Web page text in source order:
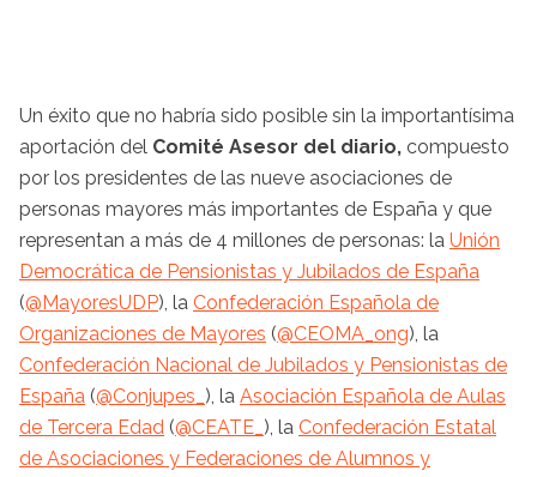
Un éxito que no habría sido posible sin la importantísima
aportación del Comité Asesor del diario, compuesto
por los presidentes de las nueve asociaciones de
personas mayores más importantes de España y que
representan a más de 4 millones de personas: la Unión
Democrática de Pensionistas y Jubilados de España
(@MayoresUDP), la Confederación Española de
Organizaciones de Mayores (@CEOMA_ong), la
Confederación Nacional de Jubilados y Pensionistas de
España (@Conjupes_ ), la Asociación Española de Aulas
de Tercera Edad (@CEATE_ ), la Confederación Estatal
de Asociaciones y Federaciones de Alumnos y